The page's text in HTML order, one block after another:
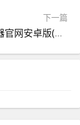
下一篇
傲游浏览器官网安卓版(傲游浏览器4301000)